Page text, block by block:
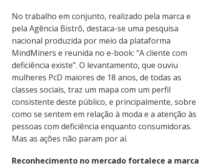
No trabalho em conjunto, realizado pela marca e
pela Agência Bistrô, destaca-se uma pesquisa
nacional produzida por meio da plataforma
MindMiners e reunida no e-book: “A cliente com
deficiência existe”. O levantamento, que ouviu
mulheres PcD maiores de 18 anos, de todas as
classes sociais, traz um mapa com um perfil
consistente deste público, e principalmente, sobre
como se sentem em relação à moda e a atenção às
pessoas com deficiência enquanto consumidoras.
Mas as ações não param por aí.
Reconhecimento no mercado fortalece a marca